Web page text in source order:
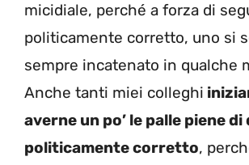
micidiale, perché a forza di
politicamente corretto, uno si
sempre incatenato in qualche
Anche tanti miei colleghi
averne un po’ le palle piene
politicamente corretto,